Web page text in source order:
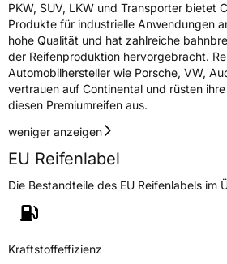
Rollgeräusch (dB)69
FahrzeugklasseC1
3PMSF / Schneeflockensymbol /
EisgripNein
EPREL ID710343
Allgemeine Produktsicherheit
PKW, SUV, LKW und Transporter bietet
Produkte für industrielle Anwendungen
hohe Qualität und hat zahlreiche
der Reifenproduktion hervorgebracht.
Automobilhersteller wie Porsche, VW,
vertrauen auf Continental und rüsten
diesen Premiumreifen aus.
weniger anzeigen
EU Reifenlabel
Die Bestandteile des EU Reifenlabels im
Kraftstoffeffizienz